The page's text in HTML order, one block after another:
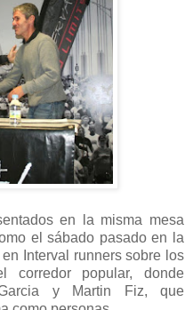
en la misma mesa
el sábado pasado en la
Interval runners sobre los
corredor popular, donde
y Martin Fiz, que